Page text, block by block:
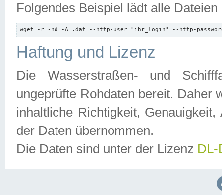
Folgendes Beispiel lädt alle
wget -r -nd -A .dat --http-user="ihr_login" --http-
Haftung und Lizenz
Die Wasserstraßen- und
ungeprüfte Rohdaten bereit. Daher
inhaltliche Richtigkeit,
der Daten übernommen.
Die Daten sind unter der Lizenz